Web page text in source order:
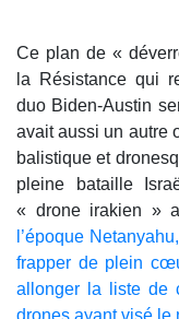
Ce plan de «
la Résistance qui
duo Biden-Austin
avait aussi un autre
balistique et
pleine bataille
« drone irakien »
l’époque
frapper de plein
allonger la liste de